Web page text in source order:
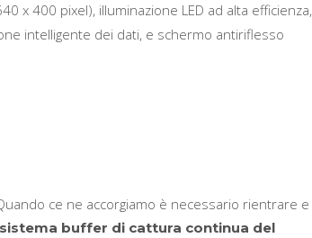
x 400 pixel), illuminazione LED ad alta efficienza,
intelligente dei dati, e schermo antiriflesso
ce ne accorgiamo è necessario rientrare e
sistema buffer di cattura continua del